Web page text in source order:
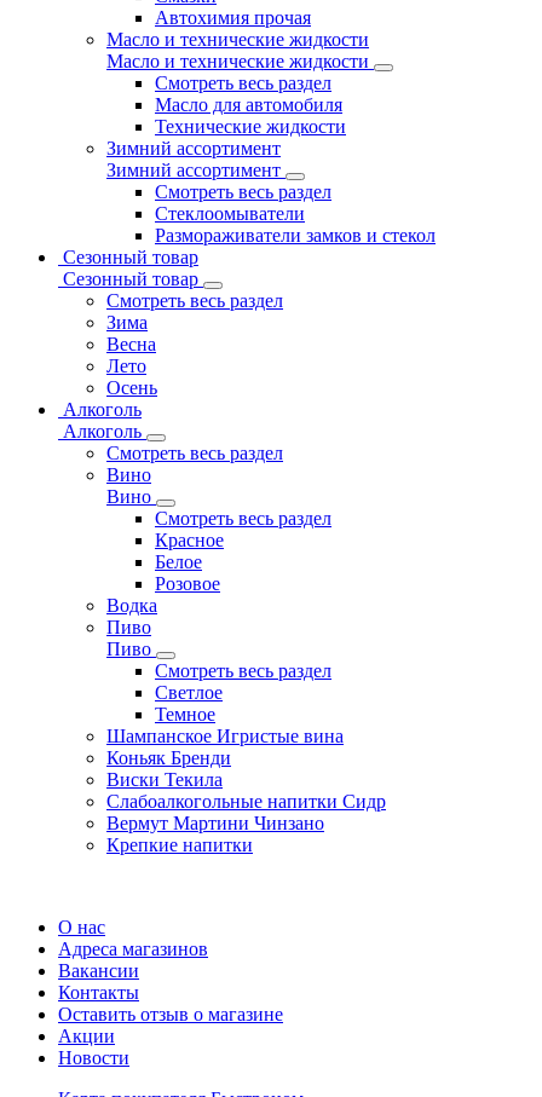
Автохимия прочая
Масло и технические жидкости
Масло и технические жидкости
Смотреть весь раздел
Масло для автомобиля
Технические жидкости
Зимний ассортимент
Зимний ассортимент
Смотреть весь раздел
Стеклоомыватели
Размораживатели замков и стекол
Сезонный товар
Сезонный товар
Смотреть весь раздел
Зима
Весна
Лето
Осень
Алкоголь
Алкоголь
Смотреть весь раздел
Вино
Вино
Смотреть весь раздел
Красное
Белое
Розовое
Водка
Пиво
Пиво
Смотреть весь раздел
Cветлое
Темное
Шампанское Игристые вина
Коньяк Бренди
Виски Текила
Слабоалкогольные напитки Сидр
Вермут Мартини Чинзано
Крепкие напитки
О нас
Адреса магазинов
Вакансии
Контакты
Оставить отзыв о магазине
Акции
Новости